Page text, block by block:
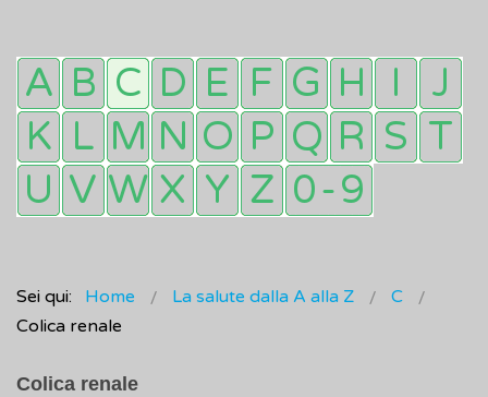
Sei qui: Home La salute dalla A alla Z
C
Colica renale
Colica renale